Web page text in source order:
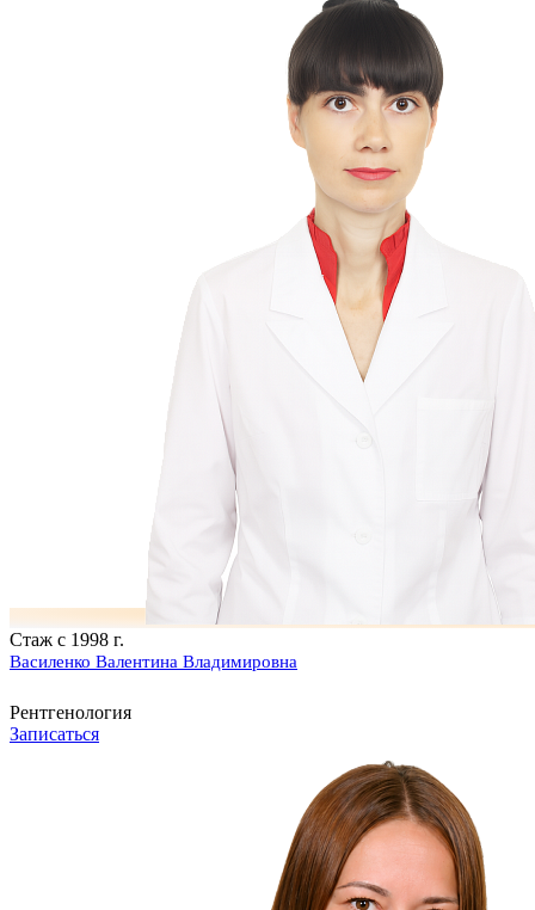
Стаж с 1998 г.
Василенко Валентина Владимировна
Рентгенология
Записаться